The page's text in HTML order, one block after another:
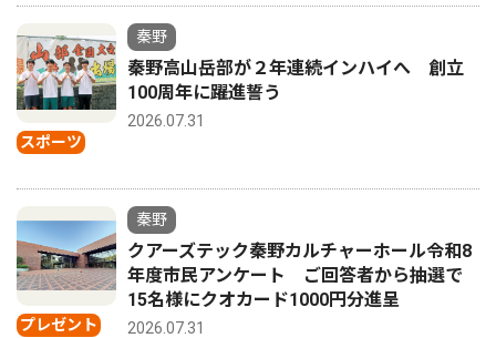
スポーツ
秦野
秦野高山岳部が２年連続インハイへ 創立
100周年に躍進誓う
2026.07.31
プレゼント
秦野
クアーズテック秦野カルチャーホール令和8
年度市民アンケート ご回答者から抽選で
15名様にクオカード1000円分進呈
2026.07.31